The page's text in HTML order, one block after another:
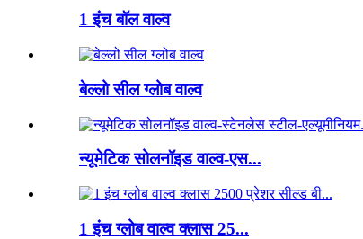
1 इंच बॉल वाल्व
बेल्लो सील ग्लोब वाल्व
न्यूमेटिक सोलनॉइड वाल्व-एस...
1 इंच ग्लोब वाल्व क्लास 25...